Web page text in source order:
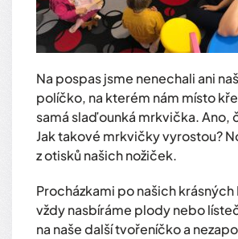
Na pospas jsme nenechali ani
políčko, na kterém nám místo
samá slaďounká mrkvička. Ano,
Jak takové mrkvičky vyrostou?
z otisků našich nožiček.
Procházkami po našich krásných
vždy nasbíráme plody nebo
na naše další tvořeníčko a